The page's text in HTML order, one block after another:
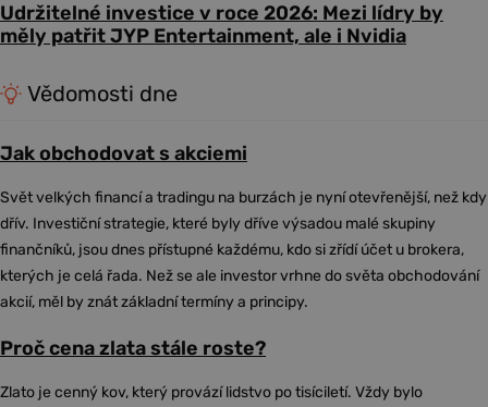
Udržitelné investice v roce 2026: Mezi lídry by
měly patřit JYP Entertainment, ale i Nvidia
Vědomosti dne
Jak obchodovat s akciemi
Svět velkých financí a tradingu na burzách je nyní otevřenější, než kdy
dřív. Investiční strategie, které byly dříve výsadou malé skupiny
finančníků, jsou dnes přístupné každému, kdo si zřídí účet u brokera,
kterých je celá řada. Než se ale investor vrhne do světa obchodování
akcií, měl by znát základní termíny a principy.
Proč cena zlata stále roste?
Zlato je cenný kov, který provází lidstvo po tisíciletí. Vždy bylo